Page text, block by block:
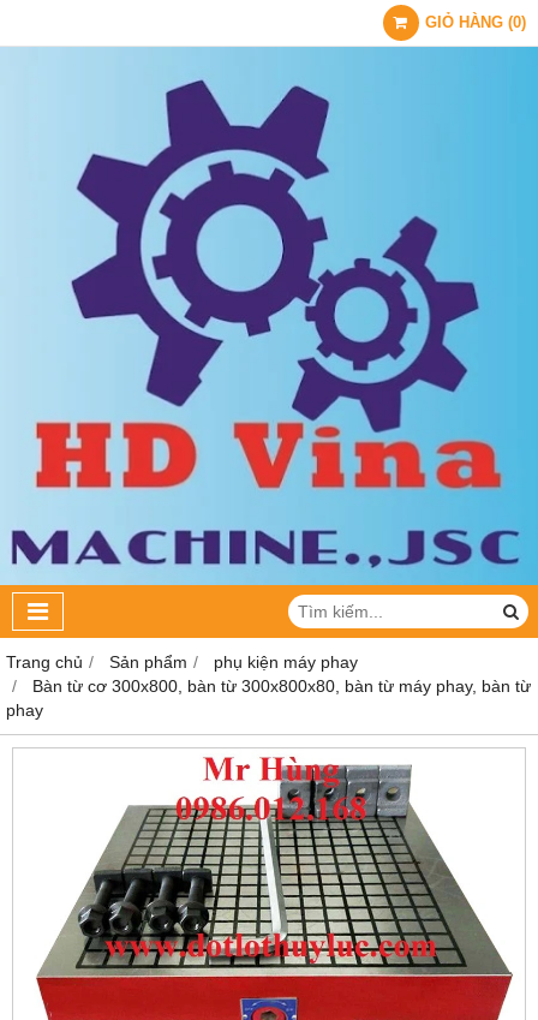
GIỎ HÀNG (0)
Trang chủ Sản phẩm
phụ kiện máy phay
Bàn từ cơ 300x800, bàn từ 300x800x80, bàn từ máy phay, bàn từ
phay